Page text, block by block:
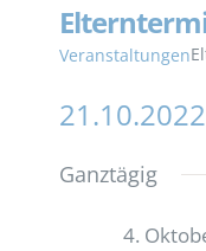
Veranstaltungen
21.10.2022
wählen.
Ganztägig
4.